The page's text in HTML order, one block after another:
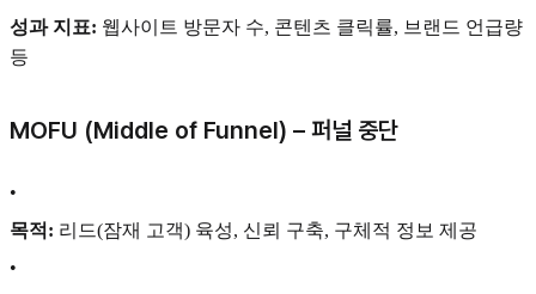
성과 지표: 웹사이트 방문자 수, 콘텐츠 클릭률, 브랜드 언급량
등
MOFU (Middle of Funnel) – 퍼널 중단
•
목적: 리드(잠재 고객) 육성, 신뢰 구축, 구체적 정보 제공
•